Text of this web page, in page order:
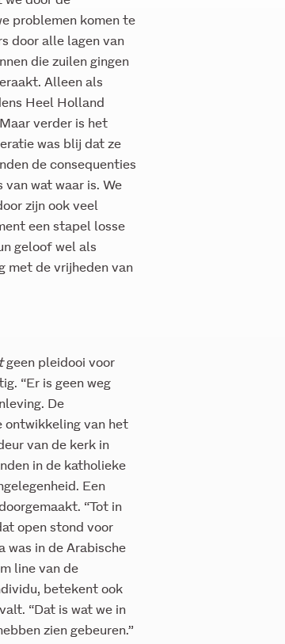
problemen komen te
door alle lagen van
die zuilen gingen
Alleen als
Heel Holland
verder is het
was blij dat ze
de consequenties
wat waar is. We
zijn ook veel
een stapel losse
geloof wel als
met de vrijheden van
geen pleidooi voor
“Er is geen weg
De
ontwikkeling van het
van de kerk in
in de katholieke
Een
“Tot in
open stond voor
was in de Arabische
line van de
betekent ook
“Dat is wat we in
zien gebeuren.”